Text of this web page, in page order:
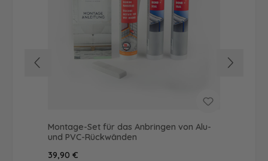
Montage-Set für das Anbringen von Alu-
und PVC-Rückwänden
Regulärer Preis:
39,90 €